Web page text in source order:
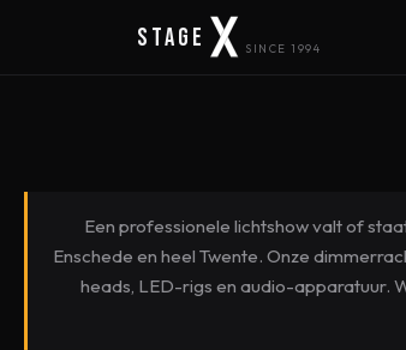
Stage SINCE 1994
Een professionele lichtshow valt of
Enschede en heel Twente. Onze
heads, LED-rigs en audio-apparatuur.